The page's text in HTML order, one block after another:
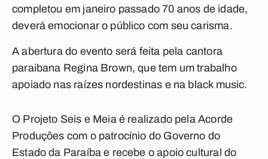
completou em janeiro passado 70 anos de idade,
deverá emocionar o público com seu carisma.
A abertura do evento será feita pela cantora
paraibana Regina Brown, que tem um trabalho
apoiado nas raízes nordestinas e na black music.
O Projeto Seis e Meia é realizado pela Acorde
Produções com o patrocínio do Governo do
Estado da Paraíba e recebe o apoio cultural do